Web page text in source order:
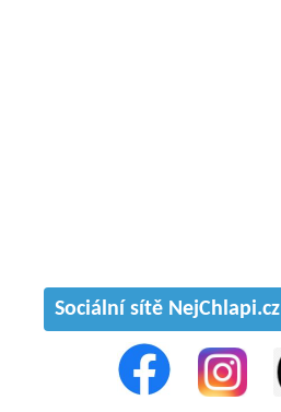
Sociální sítě NejChlapi.cz